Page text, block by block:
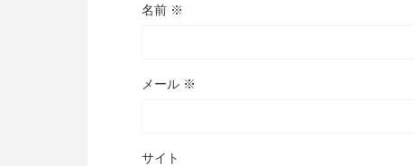
名前 ※
メール ※
サイト